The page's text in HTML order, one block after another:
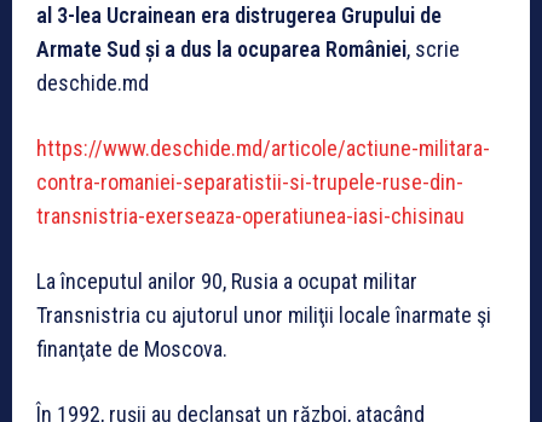
al 3-lea Ucrainean era distrugerea Grupului de
Armate Sud și a dus la ocuparea României, scrie
deschide.md
https://www.deschide.md/articole/actiune-militara-
contra-romaniei-separatistii-si-trupele-ruse-din-
transnistria-exerseaza-operatiunea-iasi-chisinau
La începutul anilor 90, Rusia a ocupat militar
Transnistria cu ajutorul unor miliţii locale înarmate şi
finanţate de Moscova.
În 1992, ruşii au declanşat un război, atacând